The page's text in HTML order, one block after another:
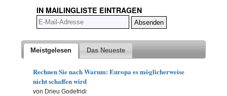
IN MAILINGLISTE EINTRAGEN
Meistgelesen Das Neueste
Rechnen Sie nach Warum: Europa es möglicherweise
nicht schaffen wird
von Drieu Godefridi